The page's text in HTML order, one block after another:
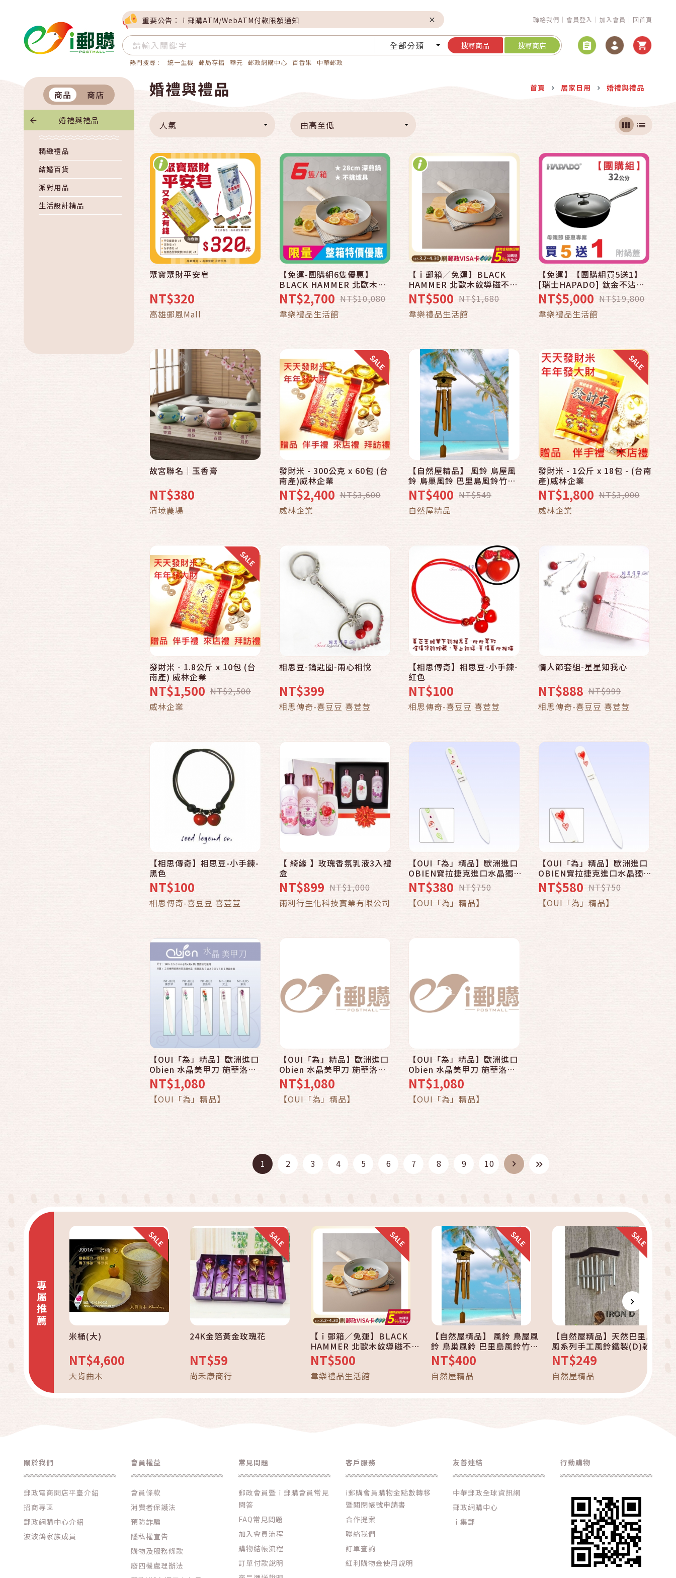
重要公告：ｉ郵購ATM/WebATM付款限額通知 聯絡我們 會員登入 加入會員 回首頁
全部分類 搜尋商品 搜尋商店
熱門搜尋 : 統一生機 郵局存摺 華元 郵政網購中心 百香果 中華郵政
商品 商店
婚禮與禮品
精緻禮品
結婚百貨
派對用品
生活設計精品
婚禮與禮品 首頁 居家日用 婚禮與禮品
人氣 由高至低
快速結帳
聚寶聚財平安皂
NT$320
高雄郵風Mall
【免運-團購組6隻優惠】
BLACK HAMMER 北歐木紋
導磁不沾深煎鍋28cm「郵政
130 好物ｉ郵購」-郵政節
NT$2,700 NT$10,080
韋樂禮品生活館
【ｉ郵箱／免運】BLACK
HAMMER 北歐木紋導磁不沾
深煎鍋28cm「郵政130 好物
ｉ郵購」-郵政節
NT$500 NT$1,680
韋樂禮品生活館
快速結帳
加入購物車
【免運】【團購組買5送1】
[瑞士HAPADO] 鈦金不沾炒
鍋32cm-黑 (含鍋蓋)【郵政
129 好物全都有】【寵ｉ媽咪
郵】
NT$5,000 NT$19,800
韋樂禮品生活館
快速結帳
加入購物車
故宮聯名｜玉香膏
NT$380
清境農場
快速結帳
加入購物車
發財米 - 300公克 x 60包 (台
南產)威林企業
NT$2,400 NT$3,600
威林企業
快速結帳
加入購物車
【自然屋精品】 風鈴 鳥屋風
鈴 鳥巢風鈴 巴里島風鈴竹風
鈴 竹製風鈴 wind bells自然
風鈴 裝飾風鈴 自然吊飾
NT$400 NT$549
自然屋精品
快速結帳
加入購物車
發財米 - 1公斤 x 18包 - (台南
產)威林企業
NT$1,800 NT$3,000
威林企業
快速結帳
加入購物車
發財米 - 1.8公斤 x 10包 (台
南產) 威林企業
NT$1,500 NT$2,500
威林企業
快速結帳
加入購物車
相思豆-鑰匙圈-兩心相悅
NT$399
相思傳奇-喜豆豆 喜荳荳
快速結帳
加入購物車
【相思傳奇】相思豆-小手鍊-
紅色
NT$100
相思傳奇-喜豆豆 喜荳荳
快速結帳
加入購物車
情人節套組-星星知我心
NT$888 NT$999
相思傳奇-喜豆豆 喜荳荳
快速結帳
加入購物車
【相思傳奇】相思豆-小手鍊-
黑色
NT$100
相思傳奇-喜豆豆 喜荳荳
快速結帳
加入購物車
【 綺緣 】玫瑰香氛乳液3入禮
盒
NT$899 NT$1,000
雨利行生化科技實業有限公司
快速結帳
加入購物車
【OUI「為」精品】歐洲進口
OBIEN寶拉捷克進口水晶獨一
無二手工彩繪美甲刀- 玫瑰
NT$380 NT$750
【OUI「為」精品】
快速結帳
加入購物車
【OUI「為」精品】歐洲進口
OBIEN寶拉捷克進口水晶獨一
無二手工彩繪美甲刀- 愛情
NT$580 NT$750
【OUI「為」精品】
快速結帳
加入購物車
【OUI「為」精品】歐洲進口
Obien 水晶美甲刀 施華洛世
奇水晶裝飾 NF-IL01 薰衣草
NT$1,080
【OUI「為」精品】
快速結帳
加入購物車
【OUI「為」精品】歐洲進口
Obien 水晶美甲刀 施華洛世
奇水晶裝飾 NF-IL02 鬱金香
NT$1,080
【OUI「為」精品】
快速結帳
加入購物車
【OUI「為」精品】歐洲進口
Obien 水晶美甲刀 施華洛世
奇水晶裝飾 NF-IL03 波斯菊
NT$1,080
【OUI「為」精品】
1 2 3 4 5 6 7 8 9 10
專屬推薦
米桶(大)
NT$4,600
大肯曲木
快速結帳
24K金箔黃金玫瑰花
NT$59
尚禾康商行
快速結帳
【ｉ郵箱／免運】BLACK
HAMMER 北歐木紋導磁不沾
深煎鍋28cm「郵政130 好物
ｉ郵購」-郵政節
NT$500
韋樂禮品生活館
快速結帳
【自然屋精品】 風鈴 鳥屋風
鈴 鳥巢風鈴 巴里島風鈴竹風
鈴 竹製風鈴 wind bells自然
風鈴 裝飾風鈴 自然吊飾
NT$400
自然屋精品
【自然屋精品】天然巴里島
風系列手工風鈴鐵製(D)款
NT$249
自然屋精品
關於我們
郵政電商開店平臺介紹
招商專區
郵政網購中心介紹
波波鴿家族成員
會員權益
會員條款
消費者保護法
預防詐騙
隱私權宣告
購物及服務條款
廢四機處理辦法
常見問題
郵政會員暨ｉ郵購會員常見
問答
FAQ常見問題
加入會員流程
購物結帳流程
訂單付款說明
客戶服務
i郵購會員購物金點數轉移
暨關閉帳號申請書
合作提案
聯絡我們
訂單查詢
紅利購物金使用說明
友善連結
中華郵政全球資訊網
郵政網購中心
ｉ集郵
行動購物